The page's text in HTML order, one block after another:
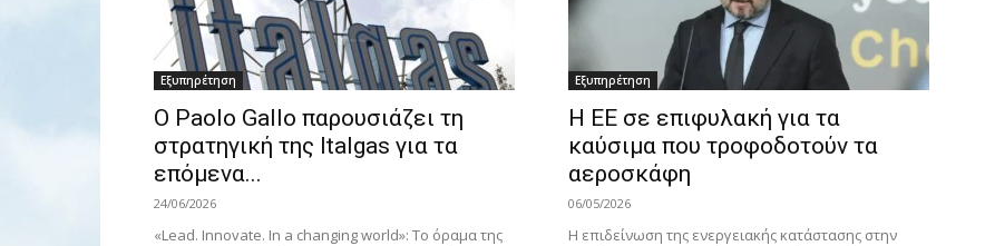
Εξυπηρέτηση
Ο Paolo Gallo παρουσιάζει τη
στρατηγική της Italgas για τα
επόμενα...
24/06/2026
«Lead. Innovate. In a changing world»: Το όραμα της
Εξυπηρέτηση
Η ΕΕ σε επιφυλακή για τα
καύσιμα που τροφοδοτούν τα
αεροσκάφη
06/05/2026
Η επιδείνωση της ενεργειακής κατάστασης στην